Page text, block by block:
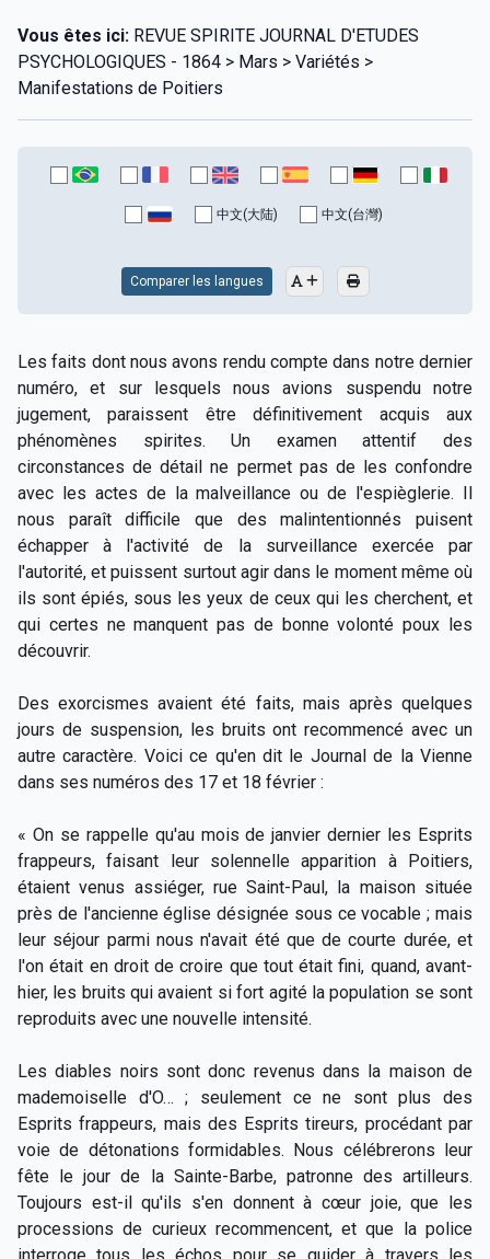
Vous êtes ici: REVUE SPIRITE JOURNAL D'ETUDES
PSYCHOLOGIQUES - 1864 > Mars > Variétés >
Manifestations de Poitiers
中文(大陆) 中文(台灣)
Comparer les langues
Les faits dont nous avons rendu compte dans notre dernier
numéro, et sur lesquels nous avions suspendu notre
jugement, paraissent être définitivement acquis aux
phénomènes spirites. Un examen attentif des
circonstances de détail ne permet pas de les confondre
avec les actes de la malveillance ou de l'espièglerie. Il
nous paraît difficile que des malintentionnés puisent
échapper à l'activité de la surveillance exercée par
l'autorité, et puissent surtout agir dans le moment même où
ils sont épiés, sous les yeux de ceux qui les cherchent, et
qui certes ne manquent pas de bonne volonté poux les
découvrir.
Des exorcismes avaient été faits, mais après quelques
jours de suspension, les bruits ont recommencé avec un
autre caractère. Voici ce qu'en dit le Journal de la Vienne
dans ses numéros des 17 et 18 février :
« On se rappelle qu'au mois de janvier dernier les Esprits
frappeurs, faisant leur solennelle apparition à Poitiers,
étaient venus assiéger, rue Saint-Paul, la maison située
près de l'ancienne église désignée sous ce vocable ; mais
leur séjour parmi nous n'avait été que de courte durée, et
l'on était en droit de croire que tout était fini, quand, avant-
hier, les bruits qui avaient si fort agité la population se sont
reproduits avec une nouvelle intensité.
Les diables noirs sont donc revenus dans la maison de
mademoiselle d'O… ; seulement ce ne sont plus des
Esprits frappeurs, mais des Esprits tireurs, procédant par
voie de détonations formidables. Nous célébrerons leur
fête le jour de la Sainte-Barbe, patronne des artilleurs.
Toujours est-il qu'ils s'en donnent à cœur joie, que les
processions de curieux recommencent, et que la police